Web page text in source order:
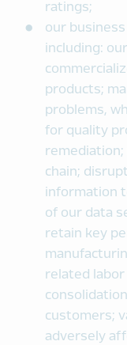
ratings;
our
including:
products;
problems,
for quality
chain;
information
of our data
retain key
related
customers;
adversely